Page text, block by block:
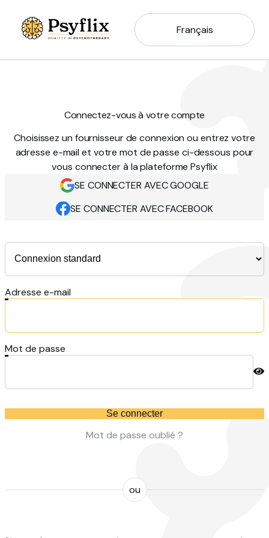
Français
Connectez-vous à votre compte
Choisissez un fournisseur de connexion ou entrez votre
adresse e-mail et votre mot de passe ci-dessous pour
vous connecter à la plateforme Psyflix
SE CONNECTER AVEC GOOGLE
SE CONNECTER AVEC FACEBOOK
Adresse e-mail
Mot de passe
Se connecter
Mot de passe oublié ?
ou